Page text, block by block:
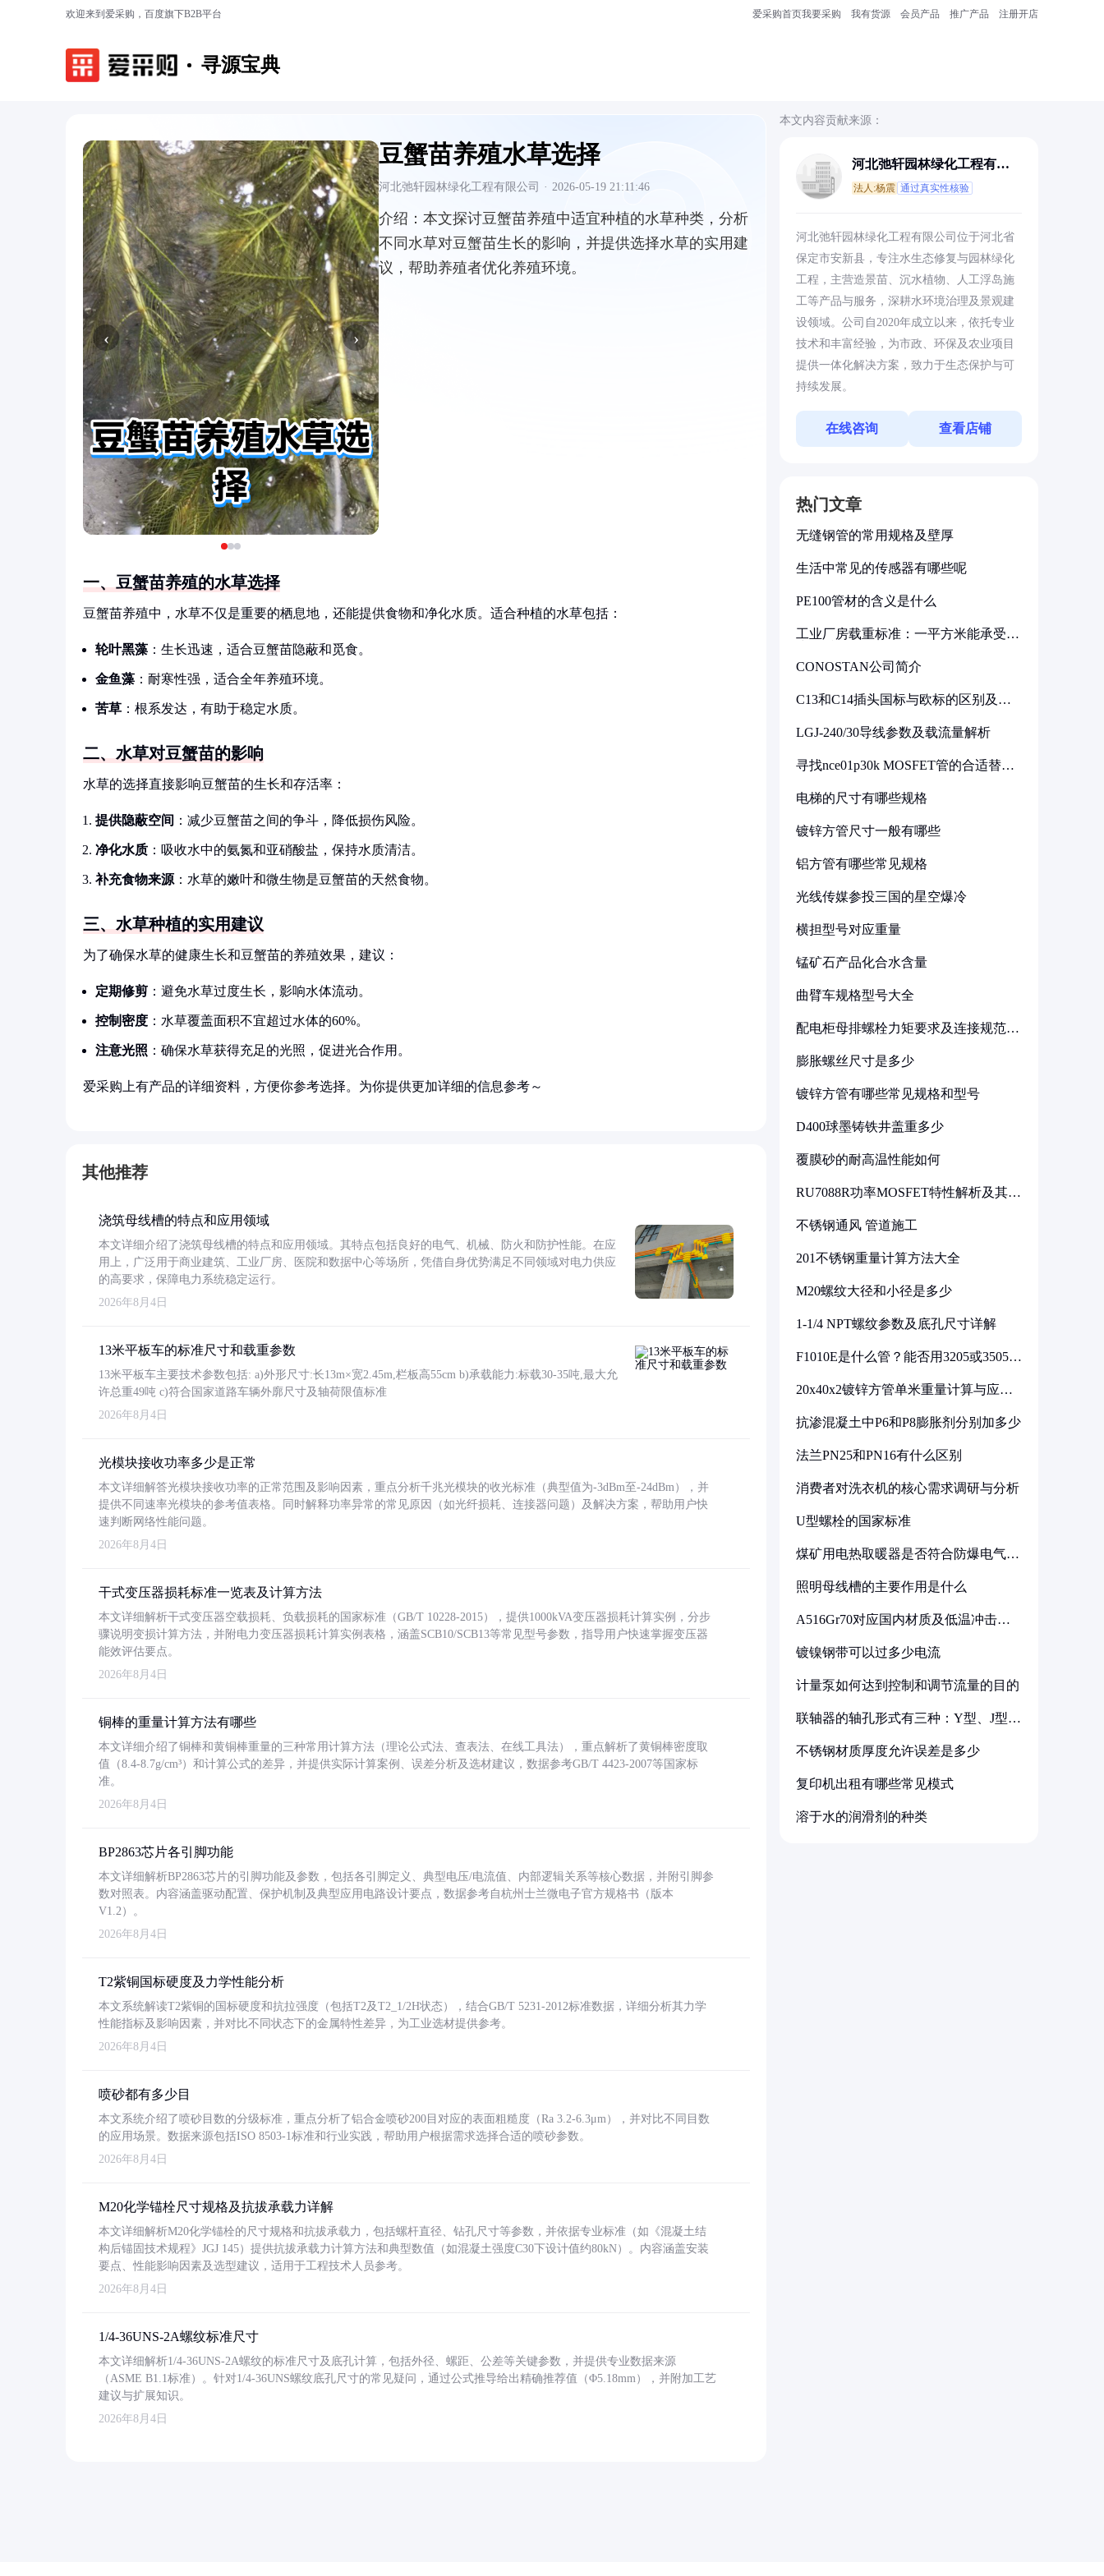
欢迎来到爱采购，百度旗下B2B平台 爱采购首页我要采购 我有货源 会员产品 推广产品 注册开店
寻源宝典
‹ ›
豆蟹苗养殖水草选择
河北弛轩园林绿化工程有限公司 · 2026-05-19 21:11:46
介绍： 本文探讨豆蟹苗养殖中适宜种植的水草种类，分析
不同水草对豆蟹苗生长的影响，并提供选择水草的实用建
议，帮助养殖者优化养殖环境。
一、豆蟹苗养殖的水草选择
豆蟹苗养殖中，水草不仅是重要的栖息地，还能提供食物和净化水质。适合种植的水草包括：
轮叶黑藻 ：生长迅速，适合豆蟹苗隐蔽和觅食。
金鱼藻 ：耐寒性强，适合全年养殖环境。
苦草 ：根系发达，有助于稳定水质。
二、水草对豆蟹苗的影响
水草的选择直接影响豆蟹苗的生长和存活率：
提供隐蔽空间 ：减少豆蟹苗之间的争斗，降低损伤风险。
净化水质 ：吸收水中的氨氮和亚硝酸盐，保持水质清洁。
补充食物来源 ：水草的嫩叶和微生物是豆蟹苗的天然食物。
三、水草种植的实用建议
为了确保水草的健康生长和豆蟹苗的养殖效果，建议：
定期修剪 ：避免水草过度生长，影响水体流动。
控制密度 ：水草覆盖面积不宜超过水体的60%。
注意光照 ：确保水草获得充足的光照，促进光合作用。
爱采购上有产品的详细资料，方便你参考选择。为你提供更加详细的信息参考～
其他推荐
浇筑母线槽的特点和应用领域
本文详细介绍了浇筑母线槽的特点和应用领域。其特点包括良好的电气、机械、防火和防护性能。在应
用上，广泛用于商业建筑、工业厂房、医院和数据中心等场所，凭借自身优势满足不同领域对电力供应
的高要求，保障电力系统稳定运行。
2026年8月4日
13米平板车的标准尺寸和载重参数
13米平板车主要技术参数包括: a)外形尺寸:长13m×宽2.45m,栏板高55cm b)承载能力:标载30-35吨,最大允
许总重49吨 c)符合国家道路车辆外廓尺寸及轴荷限值标准
2026年8月4日
光模块接收功率多少是正常
本文详细解答光模块接收功率的正常范围及影响因素，重点分析千兆光模块的收光标准（典型值为-3dBm至-24dBm），并
提供不同速率光模块的参考值表格。同时解释功率异常的常见原因（如光纤损耗、连接器问题）及解决方案，帮助用户快
速判断网络性能问题。
2026年8月4日
干式变压器损耗标准一览表及计算方法
本文详细解析干式变压器空载损耗、负载损耗的国家标准（GB/T 10228-2015），提供1000kVA变压器损耗计算实例，分步
骤说明变损计算方法，并附电力变压器损耗计算实例表格，涵盖SCB10/SCB13等常见型号参数，指导用户快速掌握变压器
能效评估要点。
2026年8月4日
铜棒的重量计算方法有哪些
本文详细介绍了铜棒和黄铜棒重量的三种常用计算方法（理论公式法、查表法、在线工具法），重点解析了黄铜棒密度取
值（8.4-8.7g/cm³）和计算公式的差异，并提供实际计算案例、误差分析及选材建议，数据参考GB/T 4423-2007等国家标
准。
2026年8月4日
BP2863芯片各引脚功能
本文详细解析BP2863芯片的引脚功能及参数，包括各引脚定义、典型电压/电流值、内部逻辑关系等核心数据，并附引脚参
数对照表。内容涵盖驱动配置、保护机制及典型应用电路设计要点，数据参考自杭州士兰微电子官方规格书（版本
V1.2）。
2026年8月4日
T2紫铜国标硬度及力学性能分析
本文系统解读T2紫铜的国标硬度和抗拉强度（包括T2及T2_1/2H状态），结合GB/T 5231-2012标准数据，详细分析其力学
性能指标及影响因素，并对比不同状态下的金属特性差异，为工业选材提供参考。
2026年8月4日
喷砂都有多少目
本文系统介绍了喷砂目数的分级标准，重点分析了铝合金喷砂200目对应的表面粗糙度（Ra 3.2-6.3μm），并对比不同目数
的应用场景。数据来源包括ISO 8503-1标准和行业实践，帮助用户根据需求选择合适的喷砂参数。
2026年8月4日
M20化学锚栓尺寸规格及抗拔承载力详解
本文详细解析M20化学锚栓的尺寸规格和抗拔承载力，包括螺杆直径、钻孔尺寸等参数，并依据专业标准（如《混凝土结
构后锚固技术规程》JGJ 145）提供抗拔承载力计算方法和典型数值（如混凝土强度C30下设计值约80kN）。内容涵盖安装
要点、性能影响因素及选型建议，适用于工程技术人员参考。
2026年8月4日
1/4-36UNS-2A螺纹标准尺寸
本文详细解析1/4-36UNS-2A螺纹的标准尺寸及底孔计算，包括外径、螺距、公差等关键参数，并提供专业数据来源
（ASME B1.1标准）。针对1/4-36UNS螺纹底孔尺寸的常见疑问，通过公式推导给出精确推荐值（Φ5.18mm），并附加工艺
建议与扩展知识。
2026年8月4日
本文内容贡献来源：
河北弛轩园林绿化工程有限
法人:杨震 通过真实性核验
河北弛轩园林绿化工程有限公司位于河北省
保定市安新县，专注水生态修复与园林绿化
工程，主营造景苗、沉水植物、人工浮岛施
工等产品与服务，深耕水环境治理及景观建
设领域。公司自2020年成立以来，依托专业
技术和丰富经验，为市政、环保及农业项目
提供一体化解决方案，致力于生态保护与可
持续发展。
在线咨询 查看店铺
热门文章
无缝钢管的常用规格及壁厚
生活中常见的传感器有哪些呢
PE100管材的含义是什么
工业厂房载重标准：一平方米能承受多
CONOSTAN公司简介
C13和C14插头国标与欧标的区别及其
LGJ-240/30导线参数及载流量解析
寻找nce01p30k MOSFET管的合适替代
电梯的尺寸有哪些规格
镀锌方管尺寸一般有哪些
铝方管有哪些常见规格
光线传媒参投三国的星空爆冷
横担型号对应重量
锰矿石产品化合水含量
曲臂车规格型号大全
配电柜母排螺栓力矩要求及连接规范详
膨胀螺丝尺寸是多少
镀锌方管有哪些常见规格和型号
D400球墨铸铁井盖重多少
覆膜砂的耐高温性能如何
RU7088R功率MOSFET特性解析及其在
不锈钢通风 管道施工
201不锈钢重量计算方法大全
M20螺纹大径和小径是多少
1-1/4 NPT螺纹参数及底孔尺寸详解
F1010E是什么管？能否用3205或3505代
20x40x2镀锌方管单米重量计算与应用
抗渗混凝土中P6和P8膨胀剂分别加多少
法兰PN25和PN16有什么区别
消费者对洗衣机的核心需求调研与分析
U型螺栓的国家标准
煤矿用电热取暖器是否符合防爆电气设
照明母线槽的主要作用是什么
A516Gr70对应国内材质及低温冲击要
镀镍钢带可以过多少电流
计量泵如何达到控制和调节流量的目的
联轴器的轴孔形式有三种：Y型、J型、
不锈钢材质厚度允许误差是多少
复印机出租有哪些常见模式
溶于水的润滑剂的种类